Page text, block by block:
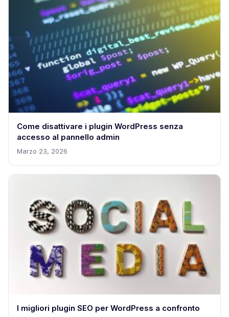
Come disattivare i plugin WordPress senza
accesso al pannello admin
Marzo 23, 2026
I migliori plugin SEO per WordPress a confronto